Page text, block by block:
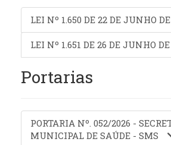
LEI Nº 1.650 DE 22 DE JUNHO
LEI Nº 1.651 DE 26 DE JUNHO
Portarias
PORTARIA Nº. 052/2026 -
MUNICIPAL DE SAÚDE - SMS